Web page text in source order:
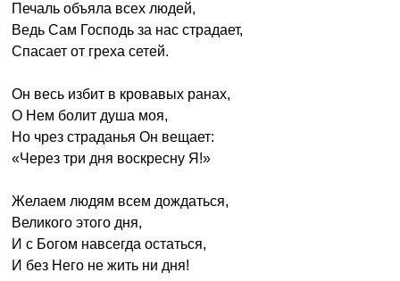
Печаль объяла всех людей,
Ведь Сам Господь за нас страдает,
Спасает от греха сетей.
Он весь избит в кровавых ранах,
О Нем болит душа моя,
Но чрез страданья Он вещает:
«Через три дня воскресну Я!»
Желаем людям всем дождаться,
Великого этого дня,
И с Богом навсегда остаться,
И без Него не жить ни дня!